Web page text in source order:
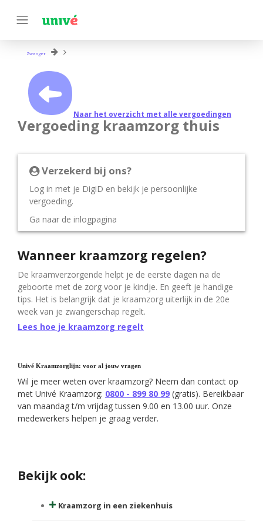
Zwanger
Naar het overzicht met alle vergoedingen
Vergoeding kraamzorg thuis
Verzekerd bij ons?
Log in met je DigiD en bekijk je persoonlijke
vergoeding.
Ga naar de inlogpagina
Wanneer kraamzorg regelen?
De kraamverzorgende helpt je de eerste dagen na de
geboorte met de zorg voor je kindje. En geeft je handige
tips. Het is belangrijk dat je kraamzorg uiterlijk in de 20e
week van je zwangerschap regelt.
Lees hoe je kraamzorg regelt
Univé Kraamzorglijn: voor al jouw vragen
Wil je meer weten over kraamzorg? Neem dan contact op
met Univé Kraamzorg: 0800 - 899 80 99 (gratis). Bereikbaar
van maandag t/m vrijdag tussen 9.00 en 13.00 uur. Onze
medewerkers helpen je graag verder.
Bekijk ook:
Kraamzorg in een ziekenhuis